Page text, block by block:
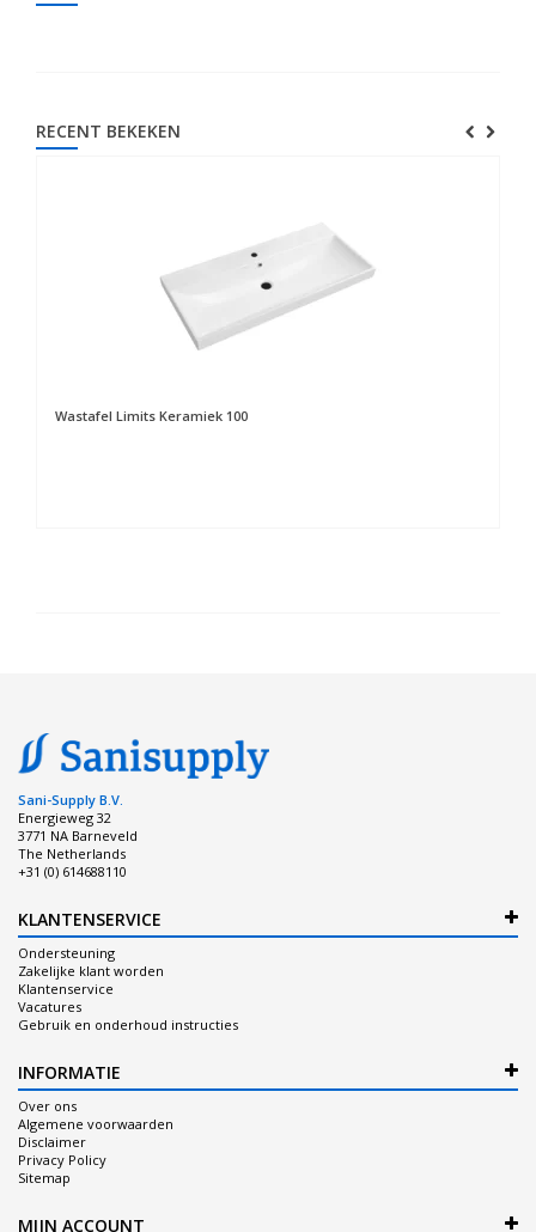
RECENT BEKEKEN
Wastafel Limits Keramiek 100
Sani-Supply B.V.
Energieweg 32
3771 NA Barneveld
The Netherlands
+31 (0) 614688110
KLANTENSERVICE
Ondersteuning
Zakelijke klant worden
Klantenservice
Vacatures
Gebruik en onderhoud instructies
INFORMATIE
Over ons
Algemene voorwaarden
Disclaimer
Privacy Policy
Sitemap
MIJN ACCOUNT